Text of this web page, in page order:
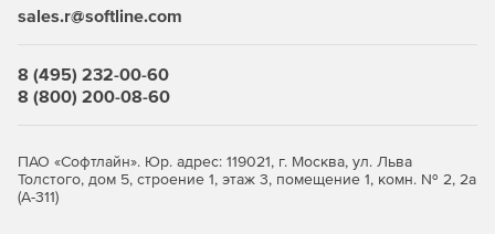
в «Корзине».
строки.
Версии программы Diskeeper Undelete:
sales.r@softline.com
8 (495) 232-00-60
8 (800) 200-08-60
ПАО «Софтлайн». Юр. адрес: 119021, г. Москва, ул. Льва
Толстого, дом 5, строение 1, этаж 3, помещение 1, комн. № 2, 2а
(А-311)